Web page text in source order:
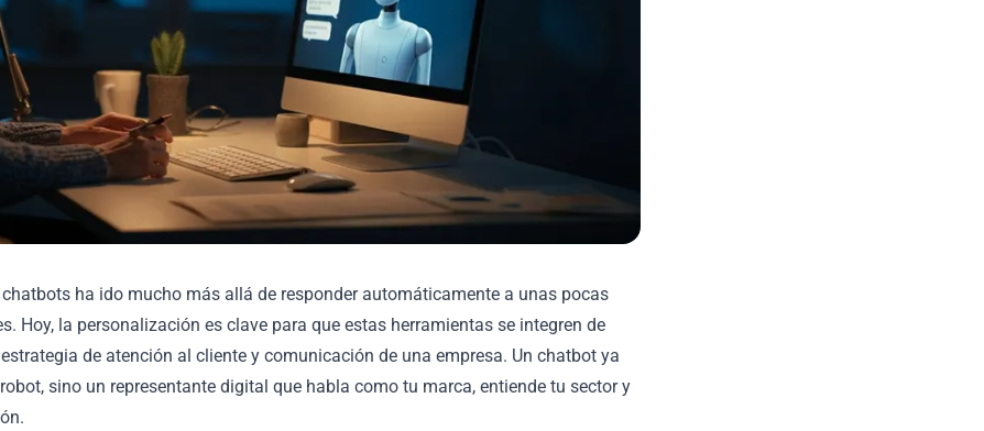
ha ido mucho más allá de responder automáticamente a unas pocas
Hoy, la personalización es clave para que estas herramientas se integren de
de atención al cliente y comunicación de una empresa. Un chatbot ya
sino un representante digital que habla como tu marca, entiende tu sector y